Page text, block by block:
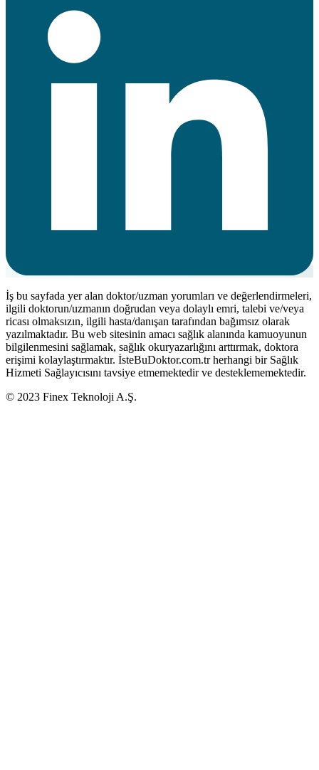
İş bu sayfada yer alan doktor/uzman yorumları ve değerlendirmeleri,
ilgili doktorun/uzmanın doğrudan veya dolaylı emri, talebi ve/veya
ricası olmaksızın, ilgili hasta/danışan tarafından bağımsız olarak
yazılmaktadır. Bu web sitesinin amacı sağlık alanında kamuoyunun
bilgilenmesini sağlamak, sağlık okuryazarlığını arttırmak, doktora
erişimi kolaylaştırmaktır. İsteBuDoktor.com.tr herhangi bir Sağlık
Hizmeti Sağlayıcısını tavsiye etmemektedir ve desteklememektedir.
© 2023 Finex Teknoloji A.Ş.